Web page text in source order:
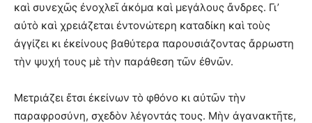
καὶ συνεχῶς ἐνοχλεῖ ἀκόμα καὶ μεγάλους ἄνδρες. Γι’
αὐτὸ καὶ χρειάζεται ἐντονώτερη καταδίκη καὶ τοὺς
ἀγγίζει κι ἐκείνους βαθύτερα παρουσιάζοντας ἄρρωστη
τὴν ψυχή τους μὲ τὴν παράθεση τῶν ἐθνῶν.
Μετριάζει ἔτσι ἐκείνων τὸ φθόνο κι αὐτῶν τὴν
παραφροσύνη, σχεδὸν λέγοντάς τους. Μὴν ἀγανακτῆτε,